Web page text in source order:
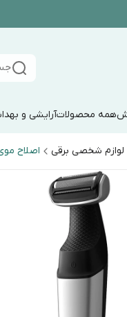
همه محصولاتآرایشی و
لوازم شخصی برقی اصلاح